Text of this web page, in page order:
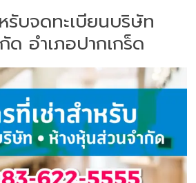
รับจดทะเบียนบริษัท
ด อำเภอปากเกร็ด